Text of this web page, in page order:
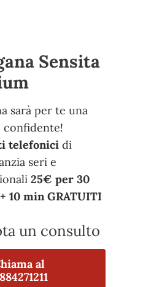
Sensita
sarà per te una
confidente!
telefonici di
seri e
25€ per 30
10 min GRATUITI
un consulto
al